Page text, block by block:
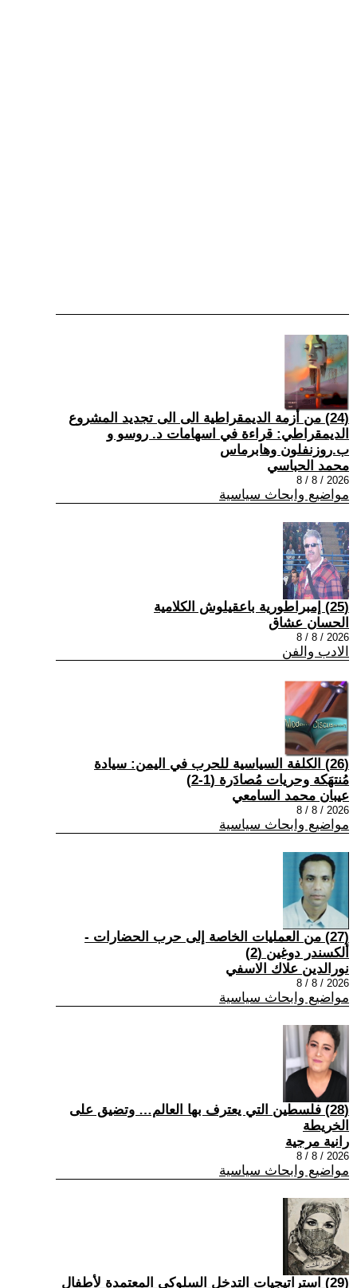
(24) من أزمة الديمقراطية الى الى تجديد المشروع
الديمقراطي: قراءة في اسهامات د. روسو و
ب.روزنفلون وهابرماس
محمد الحباسي
2026 / 8 / 8
مواضيع وابحاث سياسية
(25) إمبراطورية باعقيلوش الكلامية
الحسان عشاق
2026 / 8 / 8
الادب والفن
(26) الكلفة السياسية للحرب في اليمن: سيادة
مُنتهَكة وحريات مُصادَرة (1-2)
عيبان محمد السامعي
2026 / 8 / 8
مواضيع وابحاث سياسية
(27) من العمليات الخاصة إلى حرب الحضارات -
ألكسندر دوغين (2)
نورالدين علاك الاسفي
2026 / 8 / 8
مواضيع وابحاث سياسية
(28) فلسطين التي يعترف بها العالم… وتضيق على
الخريطة
رانية مرجية
2026 / 8 / 8
مواضيع وابحاث سياسية
(29) استراتيجيات التدخل السلوكي المعتمدة لأطفال